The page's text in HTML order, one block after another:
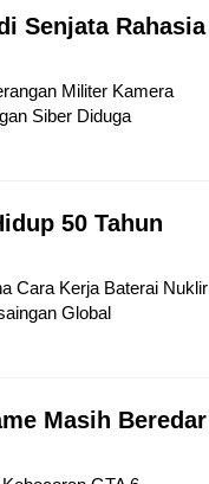
Senjata Rahasia
Militer Kamera
Siber Diduga
50 Tahun
Cara Kerja Baterai Nuklir
Global
Masih Beredar